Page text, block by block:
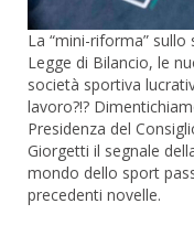
La “mini-riforma”
Legge di Bilancio, le
società sportiva
lavoro?!?
Presidenza del
Giorgetti il segnale
mondo dello sport
precedenti novelle.